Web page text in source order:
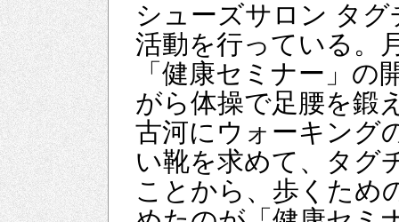
シューズサロン タ
活動を行っている。
「健康セミナー」
がら体操で足腰を鍛
古河にウォーキング
い靴を求めて、タグ
ことから、歩くため